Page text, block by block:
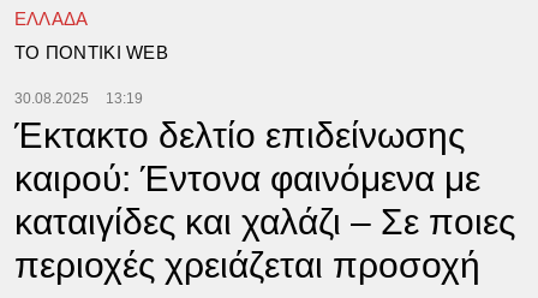
ΕΛΛΑΔΑ
TΟ ΠΟΝΤΙΚΙ WEB
30.08.2025 13:19
Έκτακτο δελτίο επιδείνωσης
καιρού: Έντονα φαινόμενα με
καταιγίδες και χαλάζι – Σε ποιες
περιοχές χρειάζεται προσοχή